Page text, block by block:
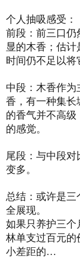
个人抽吸感受：
前段：前三口仍
显的木香；估
时间仍不足以将
中段：木香作
香，有一种集长
的香气并不高
的感觉。
尾段：与中段
变多。
总结：或许是
全展现。
如果只养护三
林单支过百元的
小差距的…